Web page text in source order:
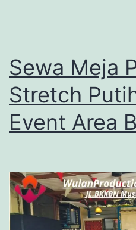
Sewa Meja
Stretch
Event Area